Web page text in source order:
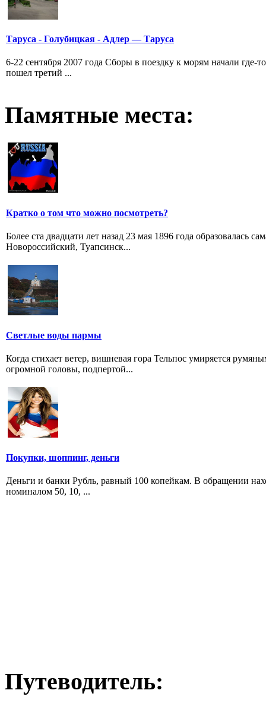
Таруса - Голубицкая - Адлер — Таруса
6-22 сентября 2007 года Сборы в поездку к морям начали
пошел третий ...
Памятные места:
Кратко о том что можно посмотреть?
Более ста двадцати лет назад 23 мая 1896 года образовалась
Новороссийский, Туапсинск...
Светлые воды пармы
Когда стихает ветер, вишневая гора Тельпос умиряется
огромной головы, подпертой...
Покупки, шоппинг, деньги
Деньги и банки Рубль, равный 100 копейкам. В обращении
номиналом 50, 10, ...
Путеводитель: